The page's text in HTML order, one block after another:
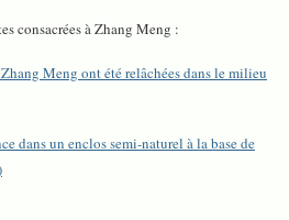
consacrées à Zhang Meng :
Meng ont été relâchées dans le milieu
dans un enclos semi-naturel à la base de